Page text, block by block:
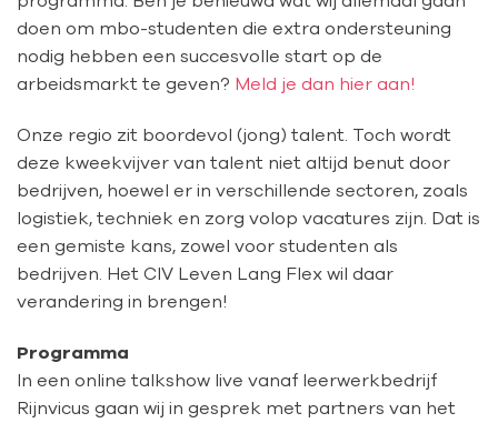
doen om mbo-studenten die extra ondersteuning
nodig hebben een succesvolle start op de
arbeidsmarkt te geven? Meld je dan hier aan!
Onze regio zit boordevol (jong) talent. Toch wordt
deze kweekvijver van talent niet altijd benut door
bedrijven, hoewel er in verschillende sectoren, zoals
logistiek, techniek en zorg volop vacatures zijn. Dat is
een gemiste kans, zowel voor studenten als
bedrijven. Het CIV Leven Lang Flex wil daar
verandering in brengen!
Programma
In een online talkshow live vanaf leerwerkbedrijf
Rijnvicus gaan wij in gesprek met partners van het